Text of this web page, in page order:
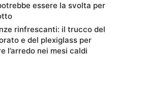
essere la svolta per
rinfrescanti: il trucco del
e del plexiglass per
l’arredo nei mesi caldi